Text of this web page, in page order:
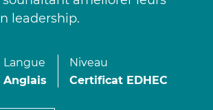
Certificat Strategy & Business Model
Certificat Strategic Foresight
Certificat Entrepreneuriat
leadership.
Langue
Anglais
Niveau
Certificat EDHEC